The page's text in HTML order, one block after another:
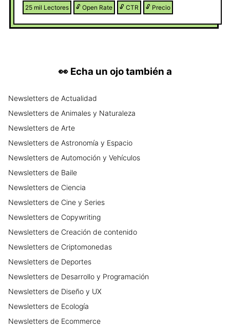
25 mil Lectores 🔓 Open Rate 🔓 CTR 🔓 Precio
👀 Echa un ojo también a
Newsletters de Actualidad
Newsletters de Animales y Naturaleza
Newsletters de Arte
Newsletters de Astronomía y Espacio
Newsletters de Automoción y Vehículos
Newsletters de Baile
Newsletters de Ciencia
Newsletters de Cine y Series
Newsletters de Copywriting
Newsletters de Creación de contenido
Newsletters de Criptomonedas
Newsletters de Deportes
Newsletters de Desarrollo y Programación
Newsletters de Diseño y UX
Newsletters de Ecología
Newsletters de Ecommerce